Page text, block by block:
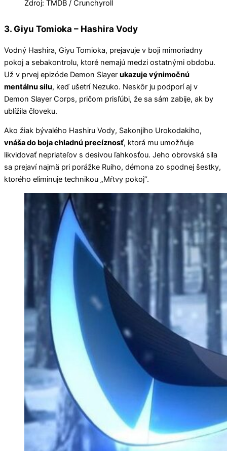
Zdroj: TMDB / Crunchyroll
3. Giyu Tomioka – Hashira Vody
Vodný Hashira, Giyu Tomioka, prejavuje v boji mimoriadny
pokoj a sebakontrolu, ktoré nemajú medzi ostatnými obdobu.
Už v prvej epizóde Demon Slayer ukazuje výnimočnú
mentálnu silu, keď ušetrí Nezuko. Neskôr ju podporí aj v
Demon Slayer Corps, pričom prisľúbi, že sa sám zabije, ak by
ublížila človeku.
Ako žiak bývalého Hashiru Vody, Sakonjiho Urokodakiho,
vnáša do boja chladnú precíznosť, ktorá mu umožňuje
likvidovať nepriateľov s desivou ľahkosťou. Jeho obrovská sila
sa prejaví najmä pri porážke Ruiho, démona zo spodnej šestky,
ktorého eliminuje technikou „Mŕtvy pokoj“.